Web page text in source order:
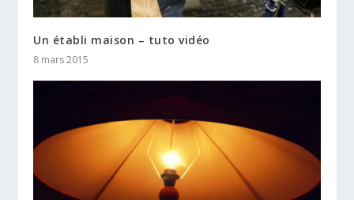
Un établi maison – tuto vidéo
8 mars 2015